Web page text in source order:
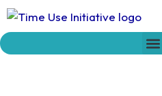
contenido